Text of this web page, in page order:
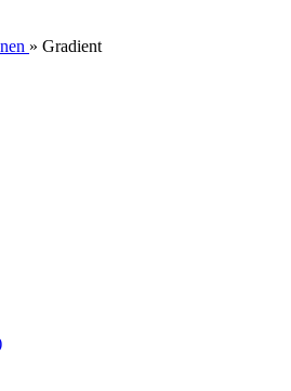
» Gradient